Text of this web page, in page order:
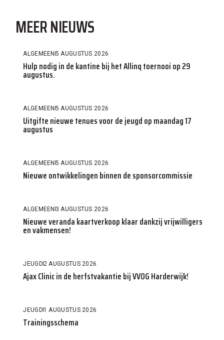
MEER NIEUWS
ALGEMEEN5 AUGUSTUS 2026
Hulp nodig in de kantine bij het Allinq toernooi op 29
augustus.
ALGEMEEN5 AUGUSTUS 2026
Uitgifte nieuwe tenues voor de jeugd op maandag 17
augustus
ALGEMEEN5 AUGUSTUS 2026
Nieuwe ontwikkelingen binnen de sponsorcommissie
ALGEMEEN3 AUGUSTUS 2026
Nieuwe veranda kaartverkoop klaar dankzij vrijwilligers
en vakmensen!
JEUGD2 AUGUSTUS 2026
Ajax Clinic in de herfstvakantie bij VVOG Harderwijk!
JEUGD1 AUGUSTUS 2026
Trainingsschema